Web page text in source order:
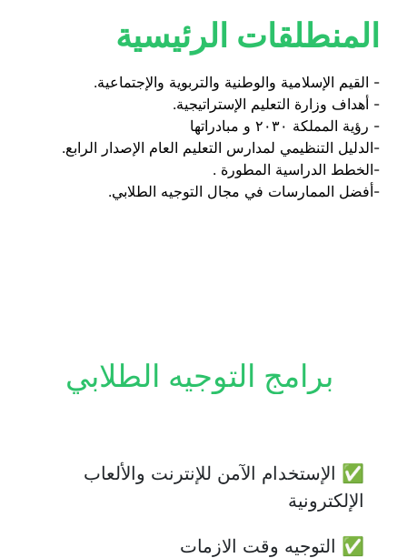
المنطلقات الرئيسية
- القيم الإسلامية والوطنية والتربوية والإجتماعية.
- أهداف وزارة التعليم الإستراتيجية.
- رؤية المملكة ٢٠٣٠ و مبادراتها
-الدليل التنظيمي لمدارس التعليم العام الإصدار الرابع.
-الخطط الدراسية المطورة .
-أفضل الممارسات في مجال التوجيه الطلابي.
الإلكترونية
✅ التوجيه وقت الازمات